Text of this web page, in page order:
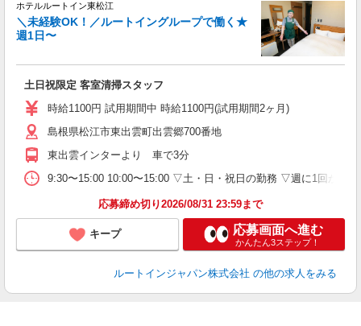
ホテルルートイン東松江
＼未経験OK！／ルートイングループで働く★
週1日〜
土日祝限定 客室清掃スタッフ
時給1100円 試用期間中 時給1100円(試用期間2ヶ月)
島根県松江市東出雲町出雲郷700番地
東出雲インターより 車で3分
9:30〜15:00 10:00〜15:00 ▽土・日・祝日の勤務 ▽週に1回から
応募締め切り2026/08/31 23:59まで
キープ 応募画面へ進む
かんたん3ステップ！
ルートインジャパン株式会社 の他の求人をみる